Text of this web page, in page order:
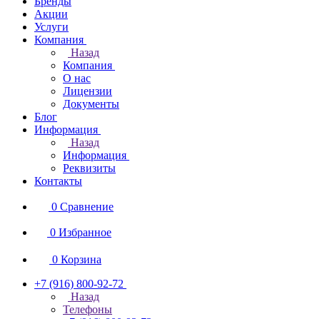
Акции
Услуги
Компания
Назад
Компания
О нас
Лицензии
Документы
Блог
Информация
Назад
Информация
Реквизиты
Контакты
0 Сравнение
0 Избранное
0 Корзина
+7 (916) 800-92-72
Назад
Телефоны